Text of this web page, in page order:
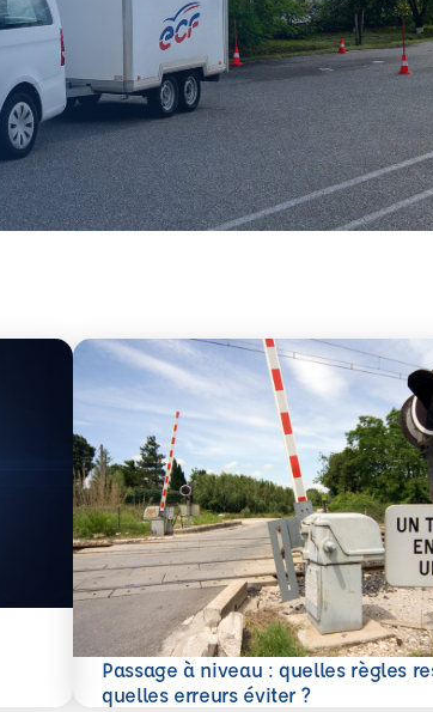
Passage à niveau : quelles règles
quelles erreurs éviter ?
En savoir plus